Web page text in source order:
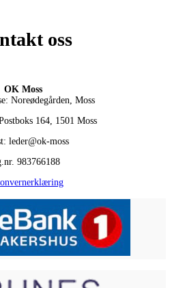
oss
OK Moss
Noreødegården, Moss
164, 1501 Moss
leder@ok-moss
983766188